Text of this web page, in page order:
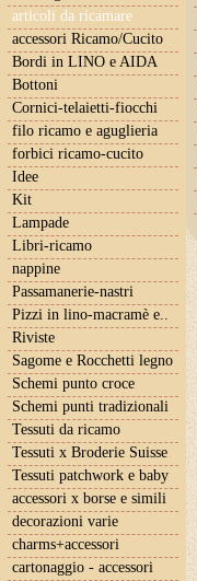
articoli da ricamare
accessori Ricamo/Cucito
Bordi in LINO e AIDA
Bottoni
Cornici-telaietti-fiocchi
filo ricamo e aguglieria
forbici ricamo-cucito
Idee
Kit
Lampade
Libri-ricamo
nappine
Passamanerie-nastri
Pizzi in lino-macramè e..
Riviste
Sagome e Rocchetti legno
Schemi punto croce
Schemi punti tradizionali
Tessuti da ricamo
Tessuti x Broderie Suisse
Tessuti patchwork e baby
accessori x borse e simili
decorazioni varie
charms+accessori
cartonaggio - accessori